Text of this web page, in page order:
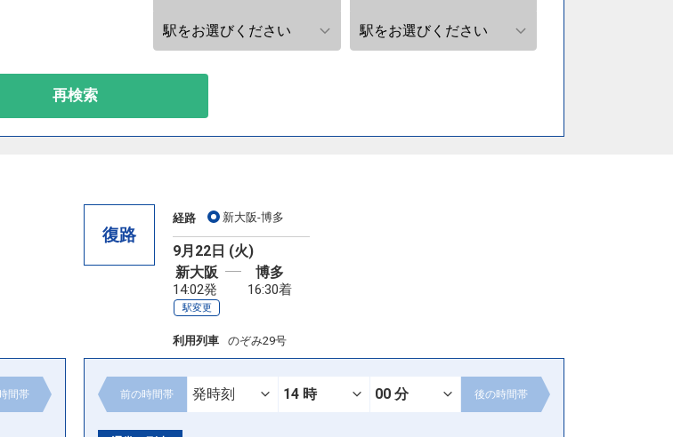
再検索
間帯
復路
経路 新大阪-博多
9月22日 (火)
新大阪
14:02発
駅変更
博多
16:30着
利用列車 のぞみ29号
前の時間帯 後の時間帯